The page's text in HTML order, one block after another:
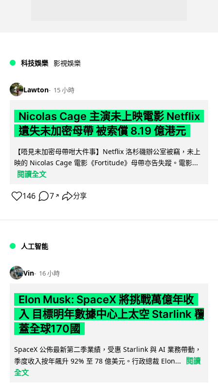
科技娛樂 影視娛樂
Lawton 15 小時
Nicolas Cage 主演未上映電影 Netflix
遺失未加密母帶 被索償 8.19 億港元
【唔見未加密母帶咁大件事】Netflix 洛杉磯辦公室被竊，未上
映的 Nicolas Cage 電影《Fortitude》母帶亦告失蹤。電影...
閱讀全文
146 7 ↗ 分享
人工智能
Vin 16 小時
Elon Musk: SpaceX 將挑戰萬億年收
入 目標明年數據中心上太空 Starlink 覆
蓋全球170國
SpaceX 公佈最新第二季業績，受惠 Starlink 與 AI 業務帶動，
季度收入按年飆升 92% 至 78 億美元。行政總裁 Elon...
閱讀
全文